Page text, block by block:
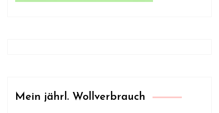
Mein jährl. Wollverbrauch